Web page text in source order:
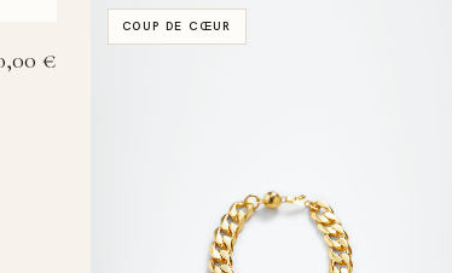
€
COUP DE CŒUR